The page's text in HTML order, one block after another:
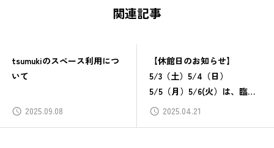
関連記事
tsumukiのスペース利用につ
いて
2025.09.08
【休館日のお知らせ】
5/3（土）5/4（日）
5/5（月）5/6(火）は、臨時
休館いたします
2025.04.21